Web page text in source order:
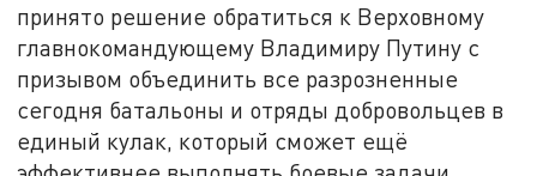
принято решение обратиться к Верховному
главнокомандующему Владимиру Путину с
призывом объединить все разрозненные
сегодня батальоны и отряды добровольцев в
единый кулак, который сможет ещё